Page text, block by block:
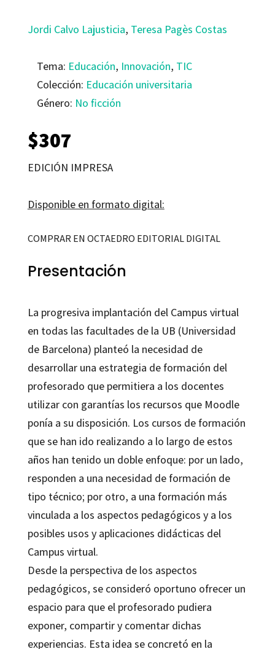
Jordi Calvo Lajusticia, Teresa Pagès Costas
Tema: Educación, Innovación, TIC
Colección: Educación universitaria
Género: No ficción
$307
EDICIÓN IMPRESA
Disponible en formato digital:
COMPRAR EN OCTAEDRO EDITORIAL DIGITAL
Presentación
La progresiva implantación del Campus virtual
en todas las facultades de la UB (Universidad
de Barcelona) planteó la necesidad de
desarrollar una estrategia de formación del
profesorado que permitiera a los docentes
utilizar con garantías los recursos que Moodle
ponía a su disposición. Los cursos de formación
que se han ido realizando a lo largo de estos
años han tenido un doble enfoque: por un lado,
responden a una necesidad de formación de
tipo técnico; por otro, a una formación más
vinculada a los aspectos pedagógicos y a los
posibles usos y aplicaciones didácticas del
Campus virtual.
Desde la perspectiva de los aspectos
pedagógicos, se consideró oportuno ofrecer un
espacio para que el profesorado pudiera
exponer, compartir y comentar dichas
experiencias. Esta idea se concretó en la